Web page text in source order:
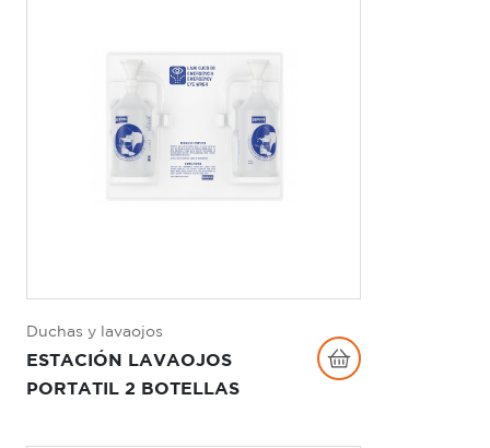
Duchas y lavaojos
ESTACIÓN LAVAOJOS
PORTATIL 2 BOTELLAS